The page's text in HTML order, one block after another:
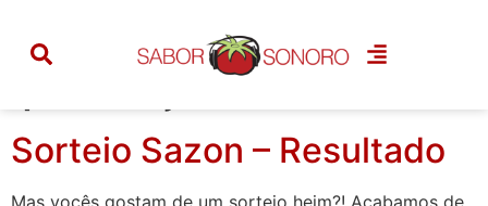
Categoria:
promoções
Sorteio Sazon – Resultado
Mas vocês gostam de um sorteio heim?! Acabamos de